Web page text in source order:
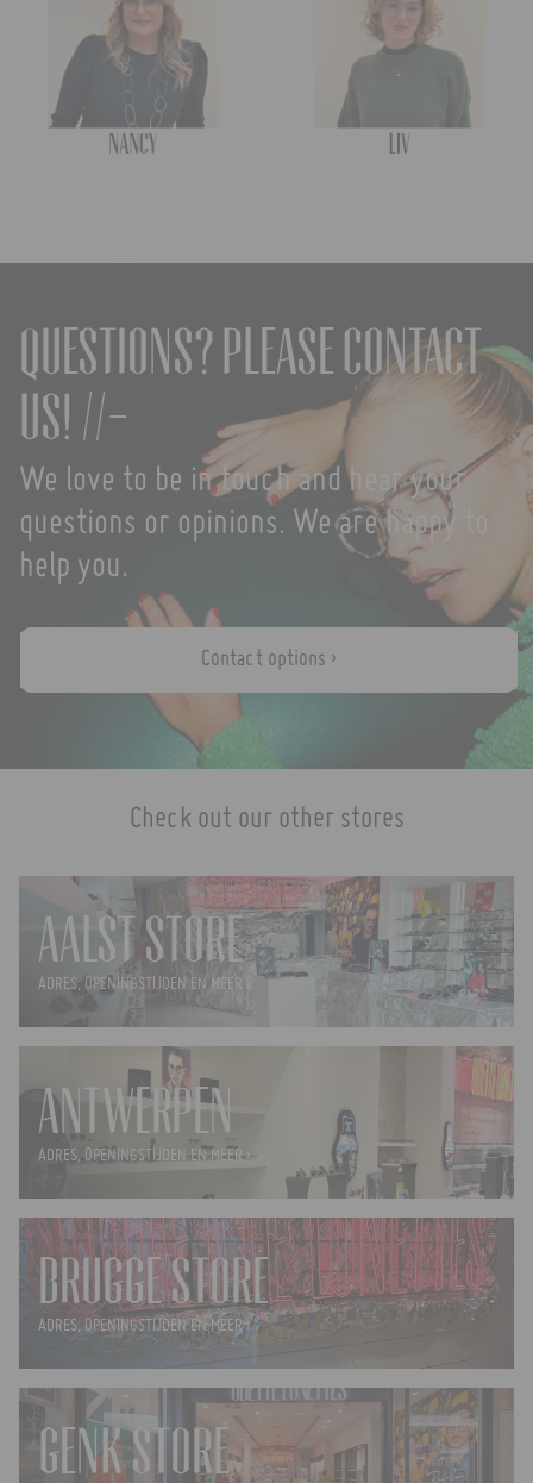
Questions? Please contact
us! //-
We love to be in touch and hear your
questions or opinions. We are happy to
help you.
Contact options ›
Check out our other stores
AALST STORE
ADRES, OPENINGSTIJDEN EN MEER ›
ANTWERPEN
ADRES, OPENINGSTIJDEN EN MEER ›
BRUGGE STORE
ADRES, OPENINGSTIJDEN EN MEER ›
GENK STORE